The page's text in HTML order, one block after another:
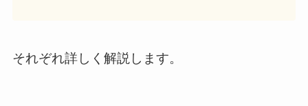
それぞれ詳しく解説します。